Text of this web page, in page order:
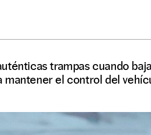
trampas cuando
mantener el control del